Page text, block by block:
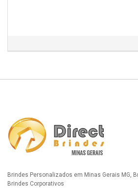
Brindes Personalizados em Minas Gerais MG,
Brindes Corporativos